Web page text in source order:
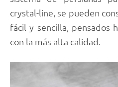
crystal-line, se pueden
fácil y sencilla, pensados
con la más alta calidad.